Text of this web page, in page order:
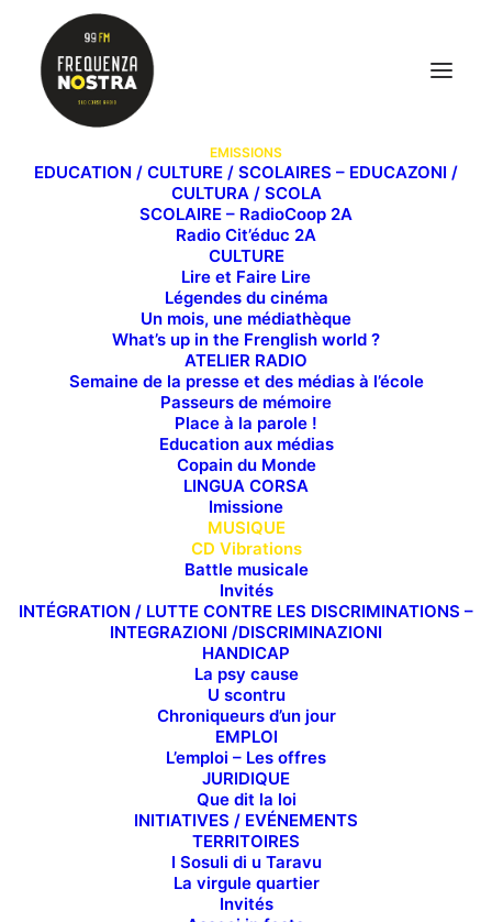
EMISSIONS
EDUCATION / CULTURE / SCOLAIRES – EDUCAZONI /
CULTURA / SCOLA
SCOLAIRE – RadioCoop 2A
Radio Cit’éduc 2A
CULTURE
Lire et Faire Lire
Légendes du cinéma
Un mois, une médiathèque
What’s up in the Frenglish world ?
ATELIER RADIO
Semaine de la presse et des médias à l’école
Passeurs de mémoire
Place à la parole !
Education aux médias
Copain du Monde
LINGUA CORSA
Imissione
MUSIQUE
CD Vibrations
Battle musicale
Invités
INTÉGRATION / LUTTE CONTRE LES DISCRIMINATIONS –
INTEGRAZIONI /DISCRIMINAZIONI
HANDICAP
La psy cause
U scontru
Chroniqueurs d’un jour
EMPLOI
L’emploi – Les offres
JURIDIQUE
Que dit la loi
INITIATIVES / EVÉNEMENTS
TERRITOIRES
I Sosuli di u Taravu
La virgule quartier
Invités
CD Vibrations
La musique sous toutes ses formes selon la team
d’André Paldacci et ses invité.e.s.